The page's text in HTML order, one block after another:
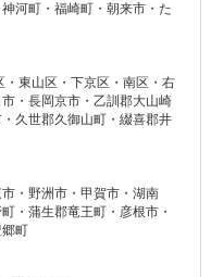
河町・福崎町・朝来市・た
東山区・下京区・南区・右
・長岡京市・乙訓郡大山崎
久世郡久御山町・綴喜郡井
・野洲市・甲賀市・湖南
・蒲生郡竜王町・彦根市・
町